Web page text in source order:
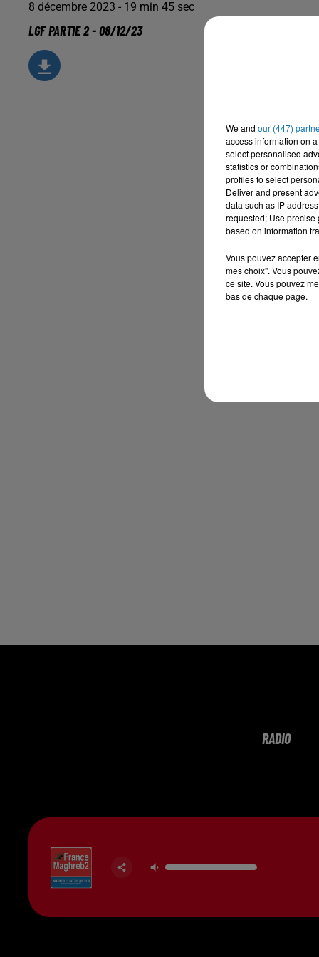
8 décembre 2023 - 19 min 45 sec
LGF PARTIE 2 - 08/12/23
RADIO
We and our (447)
access information on
select personalised
statistics or
profiles to select
Deliver and present
data such as IP
requested; Use precise
based on information
Vous pouvez accepter
mes choix". Vous
ce site. Vous pouvez
bas de chaque page.